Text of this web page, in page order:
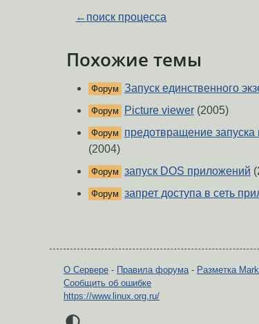
← поиск процесса
Похожие темы
Форум Запуск единственного
Форум Picture viewer (2005)
Форум
предотвращение
(2004)
Форум запуск DOS приложений
Форум запрет доступа в сеть
О Сервере - Правила форума- Разметка
Сообщить об ошибке
https://www.linux.org.ru/